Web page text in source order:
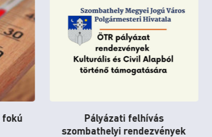
Pályázati felhívás civil
szervezetek 2027. évi
működésének támogatására,
valamint a civil szervezetek
használatában lévő
helyiségekben szükséges